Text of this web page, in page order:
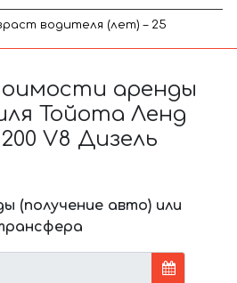
водителя (лет) – 25
аренды
Тойота Ленд
V8 Дизель
(получение авто) или